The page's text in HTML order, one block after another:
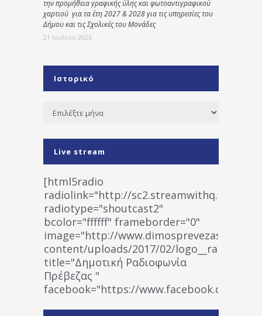
την προμήθεια γραφικής ύλης και φωτοαντιγραφικού
χαρτιού για τα έτη 2027 & 2028 για τις υπηρεσίες του
Δήμου και τις Σχολικές του Μονάδες
21 Ιουλίου 2026
Ιστορικό
Ιστορικό
Live stream
[html5radio
radiolink="http://
radiotype="shoutcast2"
bcolor="ffffff" frameborder="0"
image="http://www.dimosprevezas.gr/wp-
content/uploads/2017/02/
title="Δημοτική Ραδιοφωνία
Πρέβεζας "
facebook="https://www.facebook.com/